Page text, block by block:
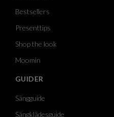
Bestsellers
Presenttips
Shop the look
Moomin
GUIDER
Sängguide
Sängklädesguide